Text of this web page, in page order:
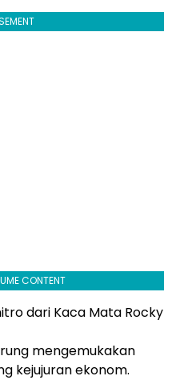
CONTENT
dari Kaca Mata Rocky
mengemukakan
kejujuran ekonom.